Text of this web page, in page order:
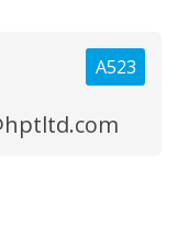
A523